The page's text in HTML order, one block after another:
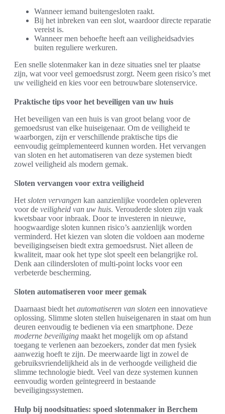
Wanneer iemand buitengesloten raakt.
Bij het inbreken van een slot, waardoor directe reparatie
vereist is.
Wanneer men behoefte heeft aan veiligheidsadvies
buiten reguliere werkuren.
Een snelle slotenmaker kan in deze situaties snel ter plaatse
zijn, wat voor veel gemoedsrust zorgt. Neem geen risico’s met
uw veiligheid en kies voor een betrouwbare slotenservice.
Praktische tips voor het beveiligen van uw huis
Het beveiligen van een huis is van groot belang voor de
gemoedsrust van elke huiseigenaar. Om de veiligheid te
waarborgen, zijn er verschillende praktische tips die
eenvoudig geïmplementeerd kunnen worden. Het vervangen
van sloten en het automatiseren van deze systemen biedt
zowel veiligheid als modern gemak.
Sloten vervangen voor extra veiligheid
Het sloten vervangen kan aanzienlijke voordelen opleveren
voor de veiligheid van uw huis. Verouderde sloten zijn vaak
kwetsbaar voor inbraak. Door te investeren in nieuwe,
hoogwaardige sloten kunnen risico’s aanzienlijk worden
verminderd. Het kiezen van sloten die voldoen aan moderne
beveiligingseisen biedt extra gemoedsrust. Niet alleen de
kwaliteit, maar ook het type slot speelt een belangrijke rol.
Denk aan cilindersloten of multi-point locks voor een
verbeterde bescherming.
Sloten automatiseren voor meer gemak
Daarnaast biedt het automatiseren van sloten een innovatieve
oplossing. Slimme sloten stellen huiseigenaren in staat om hun
deuren eenvoudig te bedienen via een smartphone. Deze
moderne beveiliging maakt het mogelijk om op afstand
toegang te verlenen aan bezoekers, zonder dat men fysiek
aanwezig hoeft te zijn. De meerwaarde ligt in zowel de
gebruiksvriendelijkheid als in de verhoogde veiligheid die
slimme technologie biedt. Veel van deze systemen kunnen
eenvoudig worden geïntegreerd in bestaande
beveiligingssystemen.
Hulp bij noodsituaties: spoed slotenmaker in Berchem